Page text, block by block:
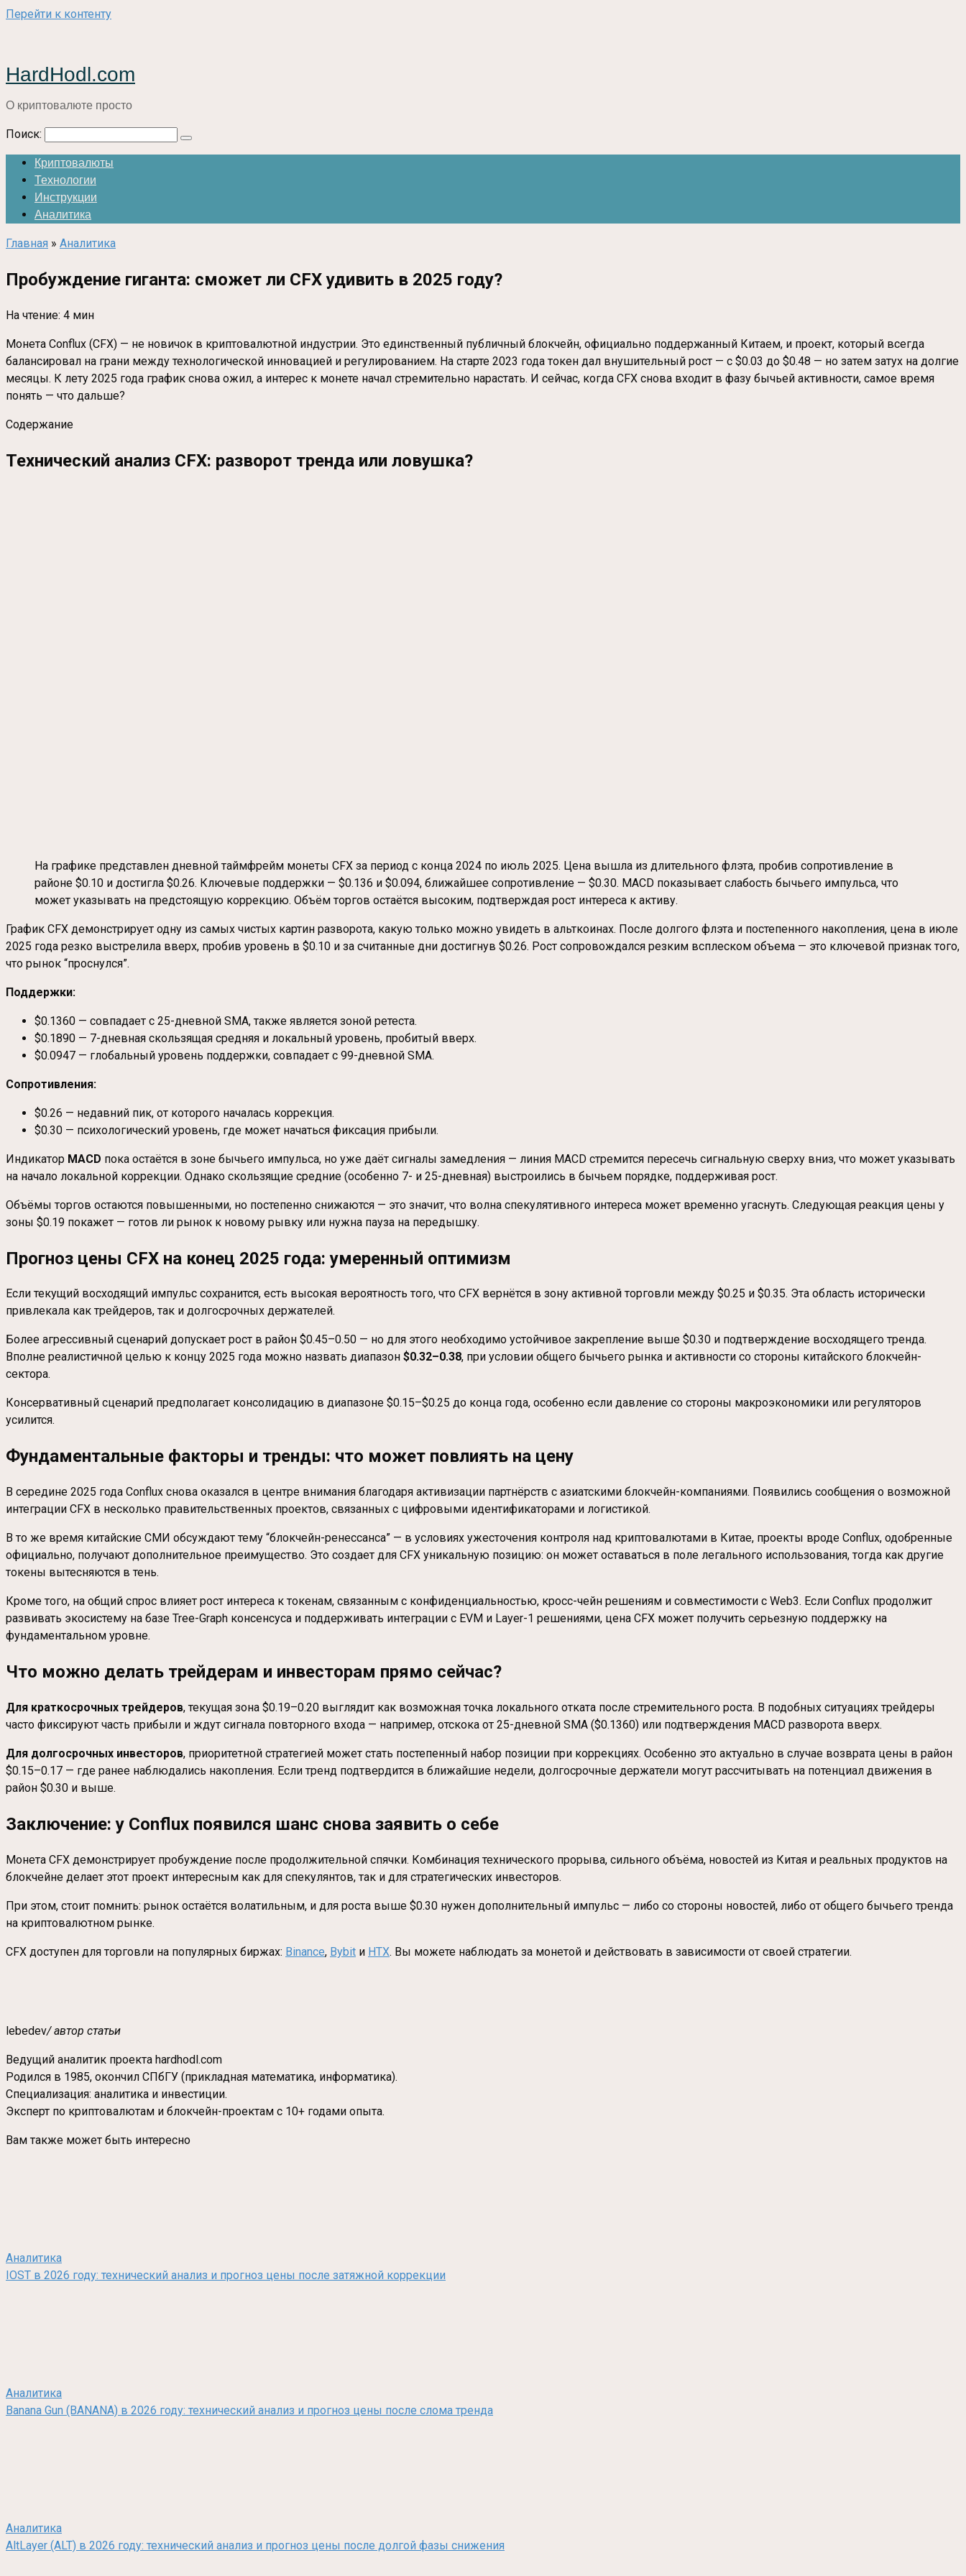
Перейти к контенту
HardHodl.com
О криптовалюте просто
Поиск:
Криптовалюты
Технологии
Инструкции
Аналитика
Главная » Аналитика
Пробуждение гиганта: сможет ли CFX удивить в 2025 году?
На чтение: 4 мин
Монета Conflux (CFX) — не новичок в криптовалютной индустрии. Это единственный публичный блокчейн, официально поддержанный Китаем, и проект, который всегда
балансировал на грани между технологической инновацией и регулированием. На старте 2023 года токен дал внушительный рост — с $0.03 до $0.48 — но затем затух на долгие
месяцы. К лету 2025 года график снова ожил, а интерес к монете начал стремительно нарастать. И сейчас, когда CFX снова входит в фазу бычьей активности, самое время
понять — что дальше?
Содержание
Технический анализ CFX: разворот тренда или ловушка?
На графике представлен дневной таймфрейм монеты CFX за период с конца 2024 по июль 2025. Цена вышла из длительного флэта, пробив сопротивление в
районе $0.10 и достигла $0.26. Ключевые поддержки — $0.136 и $0.094, ближайшее сопротивление — $0.30. MACD показывает слабость бычьего импульса, что
может указывать на предстоящую коррекцию. Объём торгов остаётся высоким, подтверждая рост интереса к активу.
График CFX демонстрирует одну из самых чистых картин разворота, какую только можно увидеть в альткоинах. После долгого флэта и постепенного накопления, цена в июле
2025 года резко выстрелила вверх, пробив уровень в $0.10 и за считанные дни достигнув $0.26. Рост сопровождался резким всплеском объема — это ключевой признак того,
что рынок “проснулся”.
Поддержки:
$0.1360 — совпадает с 25-дневной SMA, также является зоной ретеста.
$0.1890 — 7-дневная скользящая средняя и локальный уровень, пробитый вверх.
$0.0947 — глобальный уровень поддержки, совпадает с 99-дневной SMA.
Сопротивления:
$0.26 — недавний пик, от которого началась коррекция.
$0.30 — психологический уровень, где может начаться фиксация прибыли.
Индикатор MACD пока остаётся в зоне бычьего импульса, но уже даёт сигналы замедления — линия MACD стремится пересечь сигнальную сверху вниз, что может указывать
на начало локальной коррекции. Однако скользящие средние (особенно 7- и 25-дневная) выстроились в бычьем порядке, поддерживая рост.
Объёмы торгов остаются повышенными, но постепенно снижаются — это значит, что волна спекулятивного интереса может временно угаснуть. Следующая реакция цены у
зоны $0.19 покажет — готов ли рынок к новому рывку или нужна пауза на передышку.
Прогноз цены CFX на конец 2025 года: умеренный оптимизм
Если текущий восходящий импульс сохранится, есть высокая вероятность того, что CFX вернётся в зону активной торговли между $0.25 и $0.35. Эта область исторически
привлекала как трейдеров, так и долгосрочных держателей.
Более агрессивный сценарий допускает рост в район $0.45–0.50 — но для этого необходимо устойчивое закрепление выше $0.30 и подтверждение восходящего тренда.
Вполне реалистичной целью к концу 2025 года можно назвать диапазон $0.32–0.38, при условии общего бычьего рынка и активности со стороны китайского блокчейн-
сектора.
Консервативный сценарий предполагает консолидацию в диапазоне $0.15–$0.25 до конца года, особенно если давление со стороны макроэкономики или регуляторов
усилится.
Фундаментальные факторы и тренды: что может повлиять на цену
В середине 2025 года Conflux снова оказался в центре внимания благодаря активизации партнёрств с азиатскими блокчейн-компаниями. Появились сообщения о возможной
интеграции CFX в несколько правительственных проектов, связанных с цифровыми идентификаторами и логистикой.
В то же время китайские СМИ обсуждают тему “блокчейн-ренессанса” — в условиях ужесточения контроля над криптовалютами в Китае, проекты вроде Conflux, одобренные
официально, получают дополнительное преимущество. Это создает для CFX уникальную позицию: он может оставаться в поле легального использования, тогда как другие
токены вытесняются в тень.
Кроме того, на общий спрос влияет рост интереса к токенам, связанным с конфиденциальностью, кросс-чейн решениям и совместимости с Web3. Если Conflux продолжит
развивать экосистему на базе Tree-Graph консенсуса и поддерживать интеграции с EVM и Layer-1 решениями, цена CFX может получить серьезную поддержку на
фундаментальном уровне.
Что можно делать трейдерам и инвесторам прямо сейчас?
Для краткосрочных трейдеров, текущая зона $0.19–0.20 выглядит как возможная точка локального отката после стремительного роста. В подобных ситуациях трейдеры
часто фиксируют часть прибыли и ждут сигнала повторного входа — например, отскока от 25-дневной SMA ($0.1360) или подтверждения MACD разворота вверх.
Для долгосрочных инвесторов, приоритетной стратегией может стать постепенный набор позиции при коррекциях. Особенно это актуально в случае возврата цены в район
$0.15–0.17 — где ранее наблюдались накопления. Если тренд подтвердится в ближайшие недели, долгосрочные держатели могут рассчитывать на потенциал движения в
район $0.30 и выше.
Заключение: у Conflux появился шанс снова заявить о себе
Монета CFX демонстрирует пробуждение после продолжительной спячки. Комбинация технического прорыва, сильного объёма, новостей из Китая и реальных продуктов на
блокчейне делает этот проект интересным как для спекулянтов, так и для стратегических инвесторов.
При этом, стоит помнить: рынок остаётся волатильным, и для роста выше $0.30 нужен дополнительный импульс — либо со стороны новостей, либо от общего бычьего тренда
на криптовалютном рынке.
CFX доступен для торговли на популярных биржах: Binance, Bybit и HTX. Вы можете наблюдать за монетой и действовать в зависимости от своей стратегии.
lebedev/ автор статьи
Ведущий аналитик проекта hardhodl.com
Родился в 1985, окончил СПбГУ (прикладная математика, информатика).
Специализация: аналитика и инвестиции.
Эксперт по криптовалютам и блокчейн-проектам с 10+ годами опыта.
Вам также может быть интересно
Аналитика
IOST в 2026 году: технический анализ и прогноз цены после затяжной коррекции
Аналитика
Banana Gun (BANANA) в 2026 году: технический анализ и прогноз цены после слома тренда
Аналитика
AltLayer (ALT) в 2026 году: технический анализ и прогноз цены после долгой фазы снижения